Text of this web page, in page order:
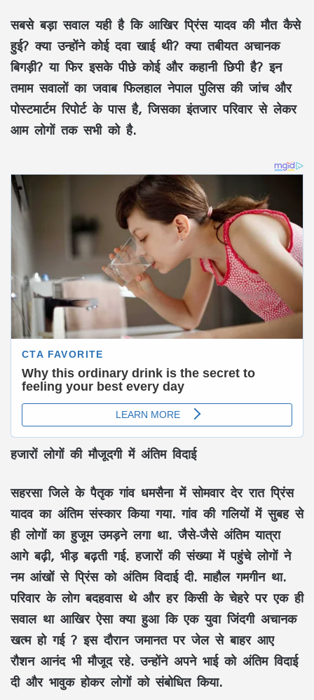
सबसे बड़ा सवाल यही है कि आखिर प्रिंस यादव की मौत कैसे
हुई? क्या उन्होंने कोई दवा खाई थी? क्या तबीयत अचानक
बिगड़ी? या फिर इसके पीछे कोई और कहानी छिपी है? इन
तमाम सवालों का जवाब फिलहाल नेपाल पुलिस की जांच और
पोस्टमार्टम रिपोर्ट के पास है, जिसका इंतजार परिवार से लेकर
आम लोगों तक सभी को है.
हजारों लोगों की मौजूदगी में अंतिम विदाई
सहरसा जिले के पैतृक गांव धमसैना में सोमवार देर रात प्रिंस
यादव का अंतिम संस्कार किया गया. गांव की गलियों में सुबह से
ही लोगों का हुजूम उमड़ने लगा था. जैसे-जैसे अंतिम यात्रा
आगे बढ़ी, भीड़ बढ़ती गई. हजारों की संख्या में पहुंचे लोगों ने
नम आंखों से प्रिंस को अंतिम विदाई दी. माहौल गमगीन था.
परिवार के लोग बदहवास थे और हर किसी के चेहरे पर एक ही
सवाल था आखिर ऐसा क्या हुआ कि एक युवा जिंदगी अचानक
खत्म हो गई ? इस दौरान जमानत पर जेल से बाहर आए
रौशन आनंद भी मौजूद रहे. उन्होंने अपने भाई को अंतिम विदाई
दी और भावुक होकर लोगों को संबोधित किया.